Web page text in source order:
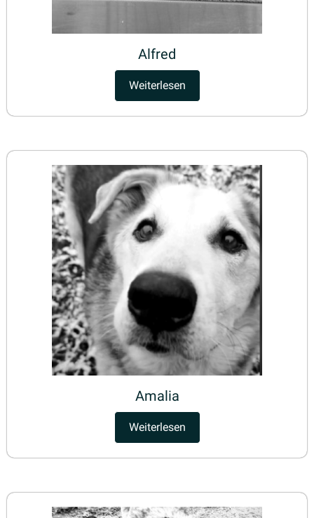
Alfred
Weiterlesen
Amalia
Weiterlesen